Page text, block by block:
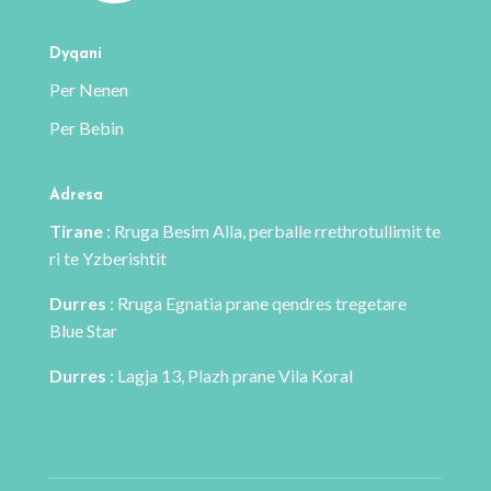
te
e
produktit
Dyqani
Per Nenen
Per Bebin
Adresa
Tirane : Rruga Besim Alla, perballe rrethrotullimit te
ri te Yzberishtit
Durres : Rruga Egnatia prane qendres tregetare
Blue Star
Durres : Lagja 13, Plazh prane Vila Koral